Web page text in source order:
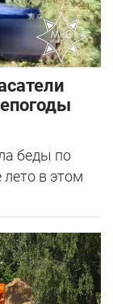
беды по
лето в этом